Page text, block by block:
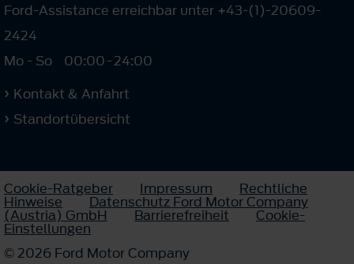
Ford-Assistance erreichbar unter +43-(1)-20609-
2424
Mo - So
00:00-24:00
Kontakt & Anfahrt
Standortübersicht
Cookie-Ratgeber Impressum Rechtliche
Hinweise Datenschutz Ford Motor Company
(Austria) GmbH Barrierefreiheit Cookie-
Einstellungen
© 2026 Ford Motor Company